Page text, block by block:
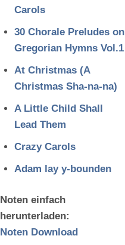
Carols
30 Chorale Preludes on
Gregorian Hymns Vol.1
At Christmas (A
Christmas Sha-na-na)
A Little Child Shall
Lead Them
Crazy Carols
Adam lay y-bounden
Noten einfach
herunterladen:
Noten Download